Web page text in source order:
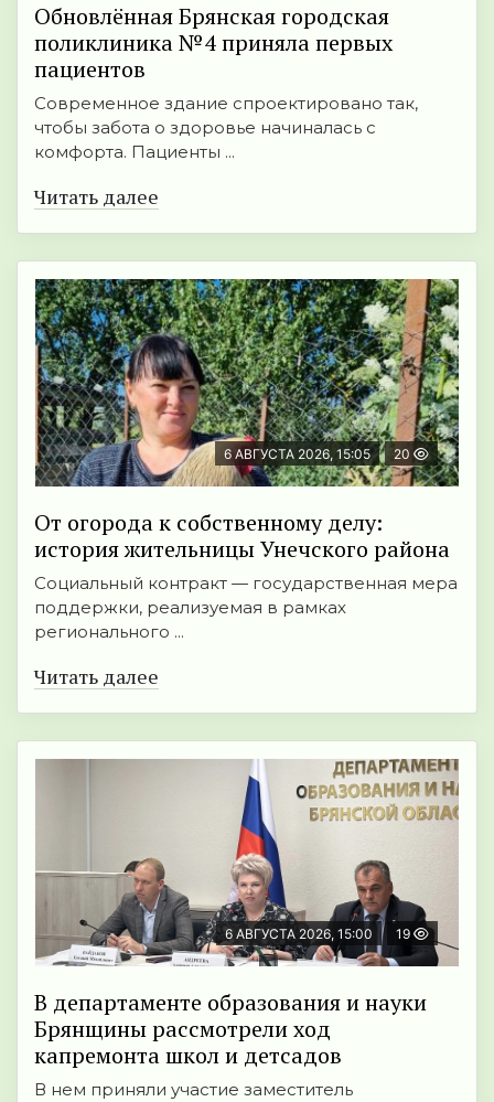
Обновлённая Брянская городская
поликлиника №4 приняла первых
пациентов
Современное здание спроектировано так,
чтобы забота о здоровье начиналась с
комфорта. Пациенты ...
Читать далее
6 АВГУСТА 2026, 15:05 20
От огорода к собственному делу:
история жительницы Унечского района
Социальный контракт — государственная мера
поддержки, реализуемая в рамках
регионального ...
Читать далее
6 АВГУСТА 2026, 15:00 19
В департаменте образования и науки
Брянщины рассмотрели ход
капремонта школ и детсадов
В нем приняли участие заместитель